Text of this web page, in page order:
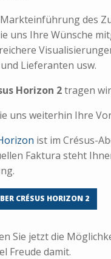
des
uns Ihre Wünsche
Lieferanten usw.
Horizon 2tragen
uns weiterhin Ihre
ist im Crésus-
Faktura steht
CRÉSUS HORIZON 2
Sie jetzt die
Freude damit.